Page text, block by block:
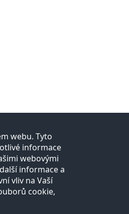
webu. Tyto
informace
webovými
informace a
vliv na Vaší
cookie,